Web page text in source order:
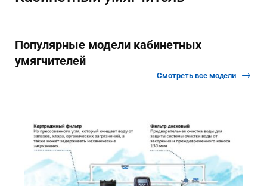
Популярные модели кабинетных
умягчителей
Смотреть все модели